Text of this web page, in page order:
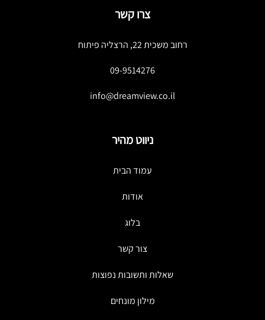
צרו קשר
רחוב משכית 22, הרצליה פיתוח
09-9514276
info@dreamview.co.il
ניווט מהיר
עמוד הבית
אודות
בלוג
צור קשר
שאלות ותשובות נפוצות
מילון מונחים